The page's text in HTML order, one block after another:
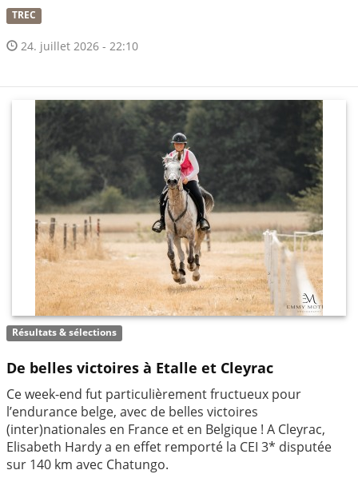
TREC
24. juillet 2026 - 22:10
Résultats & sélections
De belles victoires à Etalle et Cleyrac
Ce week-end fut particulièrement fructueux pour
l’endurance belge, avec de belles victoires
(inter)nationales en France et en Belgique ! A Cleyrac,
Elisabeth Hardy a en effet remporté la CEI 3* disputée
sur 140 km avec Chatungo.